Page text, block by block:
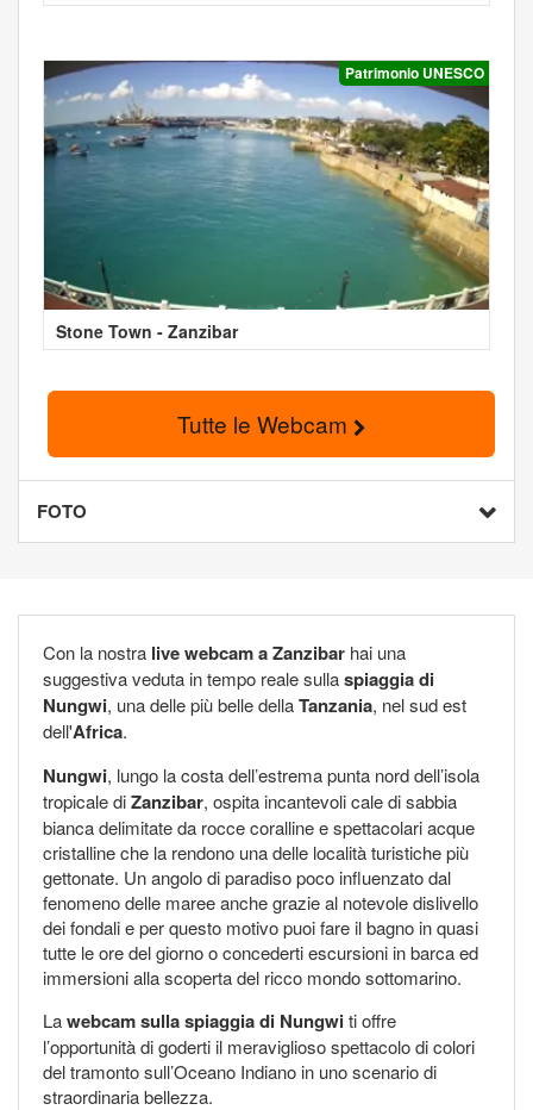
Patrimonio UNESCO
Stone Town - Zanzibar
Tutte le Webcam
FOTO
Con la nostra live webcam a Zanzibar hai una
suggestiva veduta in tempo reale sullaspiaggia di
Nungwi, una delle più belle dellaTanzania, nel sud est
dell'Africa.
Nungwi, lungo la costa dell’estrema punta nord dell’isola
tropicale diZanzibar, ospita incantevoli cale di sabbia
bianca delimitate da rocce coralline e spettacolari acque
cristalline che la rendono una delle località turistiche più
gettonate. Un angolo di paradiso poco influenzato dal
fenomeno delle maree anche grazie al notevole dislivello
dei fondali e per questo motivo puoi fare il bagno in quasi
tutte le ore del giorno o concederti escursioni in barca ed
immersioni alla scoperta del ricco mondo sottomarino.
Lawebcam sulla spiaggia di Nungwiti offre
l’opportunità di goderti il meraviglioso spettacolo di colori
del tramonto sull’Oceano Indiano in uno scenario di
straordinaria bellezza.